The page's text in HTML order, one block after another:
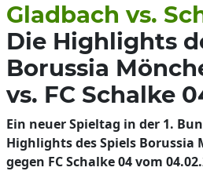
Gladbach vs.
Die Highlights
Borussia
vs. FC Schalke
Ein neuer Spieltag in der 1.
Highlights des Spiels Borussia
gegen FC Schalke 04 vom